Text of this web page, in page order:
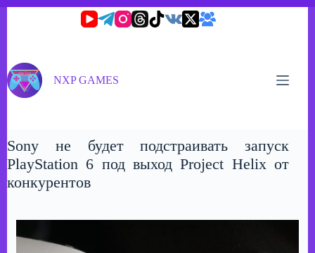
NXP GAMES
Sony не будет подстраивать запуск
PlayStation 6 под выход Project Helix от
конкурентов